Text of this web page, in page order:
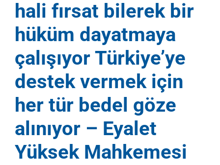
hali fırsat bilerek bir
hüküm dayatmaya
çalışıyor Türkiye’ye
destek vermek için
her tür bedel göze
alınıyor – Eyalet
Yüksek Mahkemesi